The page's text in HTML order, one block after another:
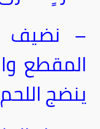
– نضيف
المقطع
ينضج